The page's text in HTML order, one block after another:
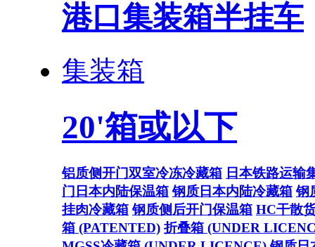
港口集装箱半挂车
集装箱
20'箱或以下
铝质侧开门双室冷冻冷藏箱 日本铁路运输
门日本内陆保温箱 钢质日本内陆冷藏箱 钢
挂肉冷藏箱 钢质侧后开门保温箱 HC干散
箱 (PATENTED) 折叠箱 (UNDER